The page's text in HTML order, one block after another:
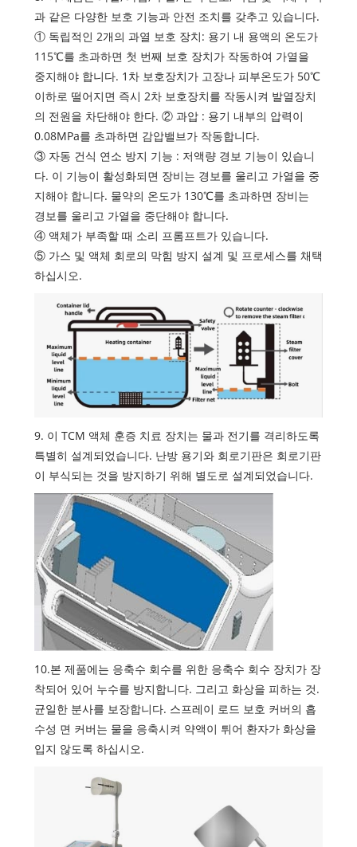
과 같은 다양한 보호 기능과 안전 조치를 갖추고 있습니다.
① 독립적인 2개의 과열 보호 장치: 용기 내 용액의 온도가
115℃를 초과하면 첫 번째 보호 장치가 작동하여 가열을
중지해야 합니다. 1차 보호장치가 고장나 피부온도가 50℃
이하로 떨어지면 즉시 2차 보호장치를 작동시켜 발열장치
의 전원을 차단해야 한다. ② 과압 : 용기 내부의 압력이
0.08MPa를 초과하면 감압밸브가 작동합니다.
③ 자동 건식 연소 방지 기능 : 저액량 경보 기능이 있습니
다. 이 기능이 활성화되면 장비는 경보를 울리고 가열을 중
지해야 합니다. 물약의 온도가 130℃를 초과하면 장비는
경보를 울리고 가열을 중단해야 합니다.
④ 액체가 부족할 때 소리 프롬프트가 있습니다.
⑤ 가스 및 액체 회로의 막힘 방지 설계 및 프로세스를 채택
하십시오.
9. 이 TCM 액체 훈증 치료 장치는 물과 전기를 격리하도록
특별히 설계되었습니다. 난방 용기와 회로기판은 회로기판
이 부식되는 것을 방지하기 위해 별도로 설계되었습니다.
10.본 제품에는 응축수 회수를 위한 응축수 회수 장치가 장
착되어 있어 누수를 방지합니다. 그리고 화상을 피하는 것.
균일한 분사를 보장합니다. 스프레이 로드 보호 커버의 흡
수성 면 커버는 물을 응축시켜 약액이 튀어 환자가 화상을
입지 않도록 하십시오.